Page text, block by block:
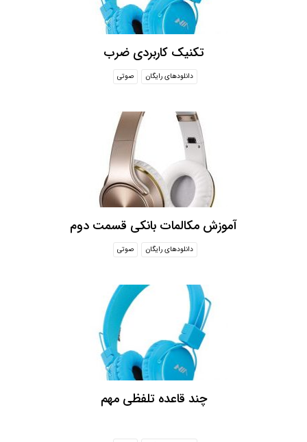
تکنیک کاربردی ضرب
دانلودهای رایگان صوتی
آموزش مکالمات بانکی قسمت دوم
دانلودهای رایگان صوتی
چند قاعده تلفظی مهم